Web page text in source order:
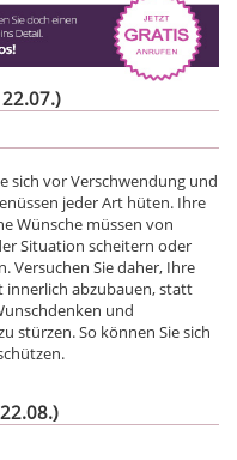
sich vor Verschwendung und
jeder Art hüten. Ihre
Wünsche müssen von
Situation scheitern oder
Versuchen Sie daher, Ihre
innerlich abzubauen, statt
und
stürzen. So können Sie sich